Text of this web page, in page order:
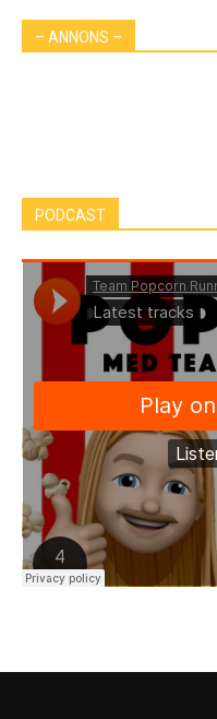
– ANNONS –
PODCAST